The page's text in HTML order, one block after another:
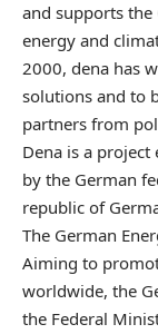
and supports
energy and
2000, dena has
solutions and to
partners from
Dena is a
by the German
republic of
The German
Aiming to
worldwide, the
the Federal